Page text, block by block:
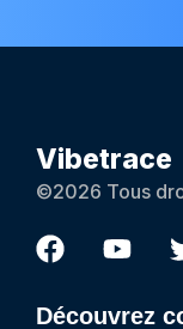
Vibetrace
©2026 Tous
Découvrez